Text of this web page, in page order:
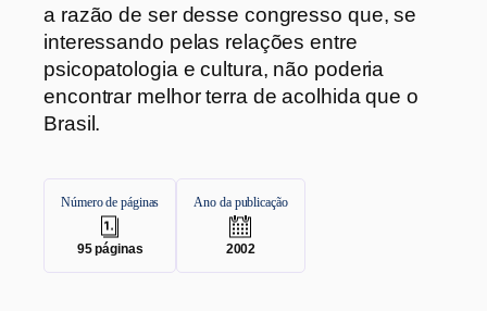
a razão de ser desse congresso que, se
interessando pelas relações entre
psicopatologia e cultura, não poderia
encontrar melhor terra de acolhida que o
Brasil.
Número de páginas
95páginas
Ano da publicação
.
2002